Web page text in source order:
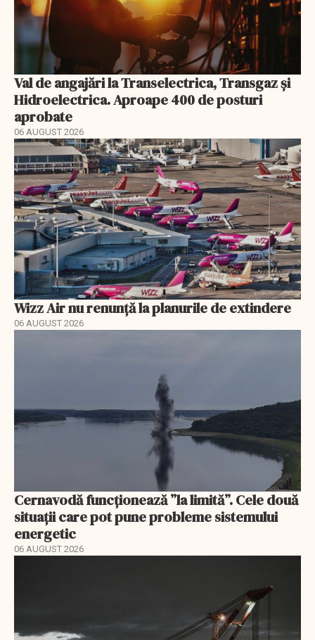
Val de angajări la Transelectrica, Transgaz și
Hidroelectrica. Aproape 400 de posturi
aprobate
06 AUGUST 2026
Wizz Air nu renunță la planurile de extindere
06 AUGUST 2026
Cernavodă funcționează ”la limită”. Cele două
situații care pot pune probleme sistemului
energetic
06 AUGUST 2026